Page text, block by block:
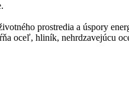
prostredia a úspory
oceľ, hliník, nehrdzavejúcu